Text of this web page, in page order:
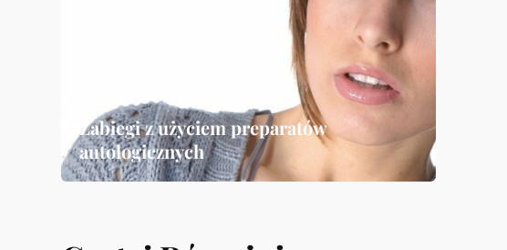
Zabiegi z użyciem preparatów
autologicznych